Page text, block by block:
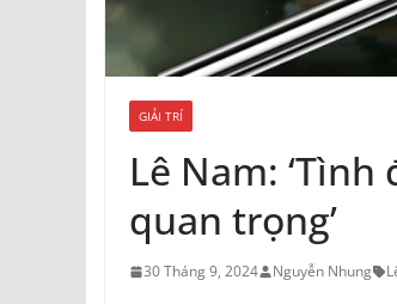
GIẢI TRÍ
Lê Nam:
quan trọng’
30 Tháng 9, 2024 Nguyễn Nhung